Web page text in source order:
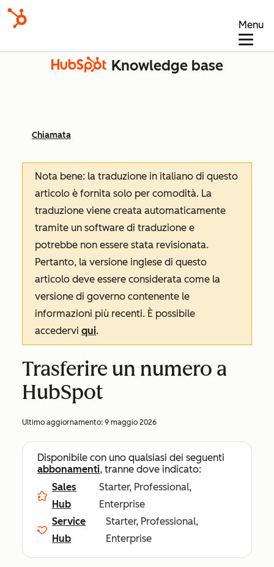
Menu
Knowledge base
Chiamata
Nota bene: la traduzione in italiano di questo
articolo è fornita solo per comodità. La
traduzione viene creata automaticamente
tramite un software di traduzione e
potrebbe non essere stata revisionata.
Pertanto, la versione inglese di questo
articolo deve essere considerata come la
versione di governo contenente le
informazioni più recenti. È possibile
accedervi qui.
Trasferire un numero a
HubSpot
Ultimo aggiornamento: 9 maggio 2026
Disponibile con uno qualsiasi dei seguenti
abbonamenti, tranne dove indicato:
Sales
Hub
Starter, Professional,
Enterprise
Service
Hub
Starter, Professional,
Enterprise